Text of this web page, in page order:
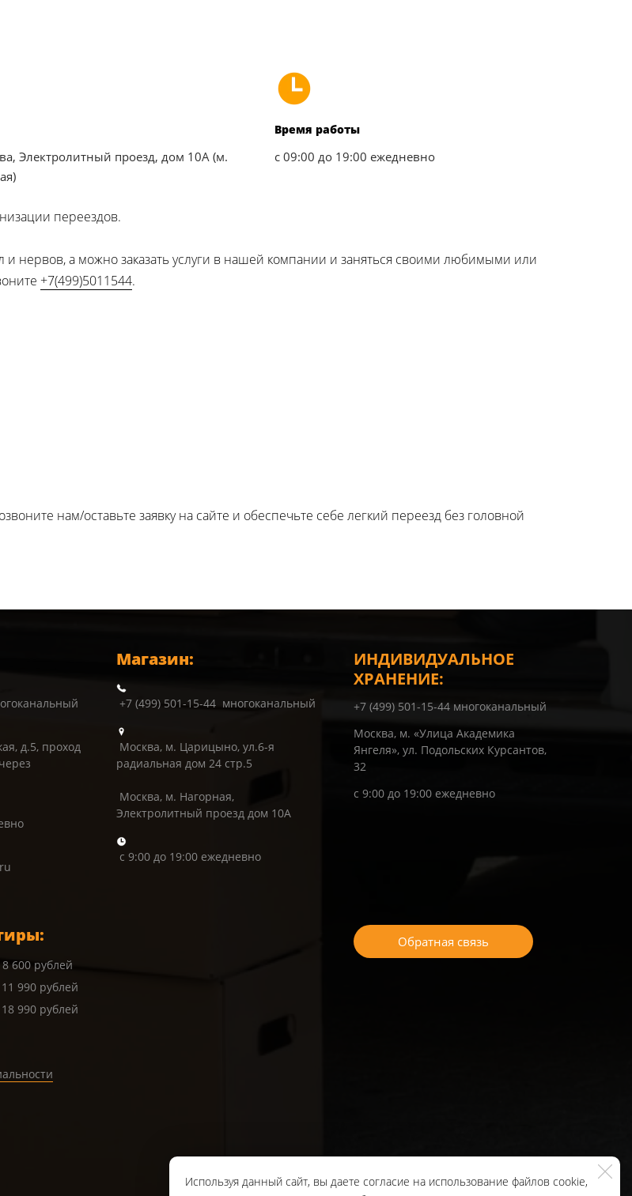
Электролитный проезд, дом 10А (м.
Время работы
с 09:00 до 19:00 ежедневно​
переездов.
нервов, а можно заказать услуги в нашей компании и заняться своими любимыми или
+7(499)5011544.
нам/оставьте заявку на сайте и обеспечьте себе легкий переезд без головной
Используя данный сайт, вы даете согласие на использование файлов cookie,
д.5, проход
Магазин:
+7 (499) 501-15-44 многоканальный
Москва, м. Царицыно, ул.6-я
радиальная дом 24 стр.5
Москва, м. Нагорная,
Электролитный проезд дом 10А
с 9:00 до 19:00 ежедневно
ИНДИВИДУАЛЬНОЕ
ХРАНЕНИЕ:
+7 (499) 501-15-44 многоканальный
Москва, м. «Улица Академика
Янгеля», ул. Подольских Курсантов,
32
с 9:00 до 19:00 ежедневно
600 рублей
990 рублей
990 рублей
Обратная связь